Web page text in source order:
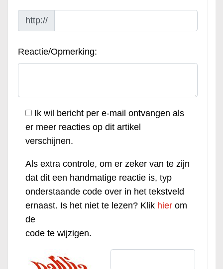
http://
Reactie/Opmerking:
Ik wil bericht per e-mail ontvangen als
er meer reacties op dit artikel
verschijnen.
Als extra controle, om er zeker van te zijn
dat dit een handmatige reactie is, typ
onderstaande code over in het tekstveld
ernaast. Is het niet te lezen? Klik hier om
de
code te wijzigen.